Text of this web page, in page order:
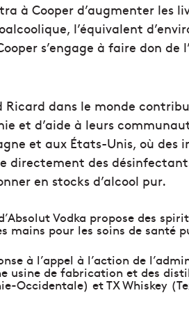
à Cooper d’augmenter les
l’équivalent
s’engage à faire don de
Ricard dans le monde
et d’aide à leurs
et aux États-Unis, où des
directement des
en stocks d’alcool pur.
Vodka propose des
mains pour les soins de santé
à l’appel à l’action de
usine de fabrication et des
Occidentale) et TX Whiskey